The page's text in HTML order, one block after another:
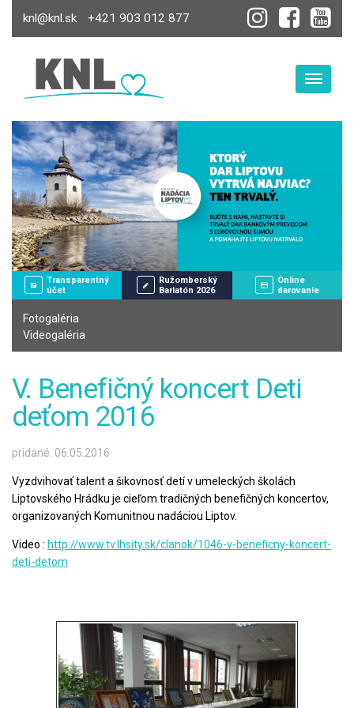
knl@knl.sk +421 903 012 877
Transparentný
účet
Ružomberský
Barlatón 2026
Online
darovanie
Fotogaléria
Videogaléria
V. Benefičný koncert Deti
deťom 2016
pridané: 06.05.2016
Vyzdvihovať talent a šikovnosť detí v umeleckých školách
Liptovského Hrádku je cieľom tradičných benefičných koncertov,
organizovaných Komunitnou nadáciou Liptov.
Video : http://www.tv.lhsity.sk/clanok/1046-v-beneficny-koncert-
deti-detom